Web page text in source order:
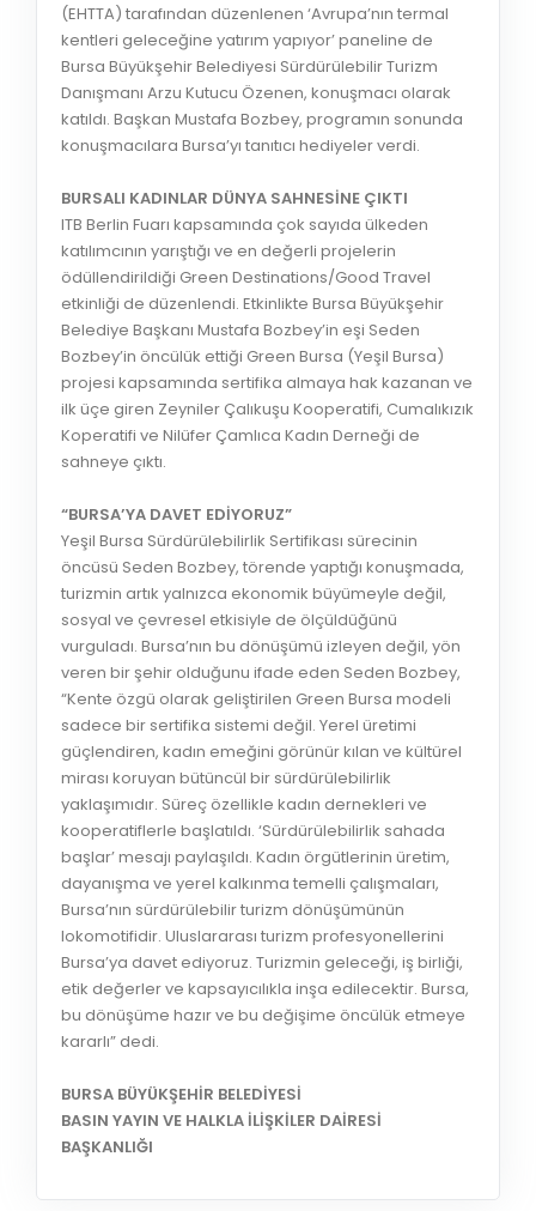
(EHTTA) tarafından düzenlenen ‘Avrupa’nın termal
kentleri geleceğine yatırım yapıyor’ paneline de
Bursa Büyükşehir Belediyesi Sürdürülebilir Turizm
Danışmanı Arzu Kutucu Özenen, konuşmacı olarak
katıldı. Başkan Mustafa Bozbey, programın sonunda
konuşmacılara Bursa’yı tanıtıcı hediyeler verdi.
BURSALI KADINLAR DÜNYA SAHNESİNE ÇIKTI
ITB Berlin Fuarı kapsamında çok sayıda ülkeden
katılımcının yarıştığı ve en değerli projelerin
ödüllendirildiği Green Destinations/Good Travel
etkinliği de düzenlendi. Etkinlikte Bursa Büyükşehir
Belediye Başkanı Mustafa Bozbey’in eşi Seden
Bozbey’in öncülük ettiği Green Bursa (Yeşil Bursa)
projesi kapsamında sertifika almaya hak kazanan ve
ilk üçe giren Zeyniler Çalıkuşu Kooperatifi, Cumalıkızık
Koperatifi ve Nilüfer Çamlıca Kadın Derneği de
sahneye çıktı.
“BURSA’YA DAVET EDİYORUZ”
Yeşil Bursa Sürdürülebilirlik Sertifikası sürecinin
öncüsü Seden Bozbey, törende yaptığı konuşmada,
turizmin artık yalnızca ekonomik büyümeyle değil,
sosyal ve çevresel etkisiyle de ölçüldüğünü
vurguladı. Bursa’nın bu dönüşümü izleyen değil, yön
veren bir şehir olduğunu ifade eden Seden Bozbey,
“Kente özgü olarak geliştirilen Green Bursa modeli
sadece bir sertifika sistemi değil. Yerel üretimi
güçlendiren, kadın emeğini görünür kılan ve kültürel
mirası koruyan bütüncül bir sürdürülebilirlik
yaklaşımıdır. Süreç özellikle kadın dernekleri ve
kooperatiflerle başlatıldı. ‘Sürdürülebilirlik sahada
başlar’ mesajı paylaşıldı. Kadın örgütlerinin üretim,
dayanışma ve yerel kalkınma temelli çalışmaları,
Bursa’nın sürdürülebilir turizm dönüşümünün
lokomotifidir. Uluslararası turizm profesyonellerini
Bursa’ya davet ediyoruz. Turizmin geleceği, iş birliği,
etik değerler ve kapsayıcılıkla inşa edilecektir. Bursa,
bu dönüşüme hazır ve bu değişime öncülük etmeye
kararlı” dedi.
BURSA BÜYÜKŞEHİR BELEDİYESİ
BASIN YAYIN VE HALKLA İLİŞKİLER DAİRESİ
BAŞKANLIĞI